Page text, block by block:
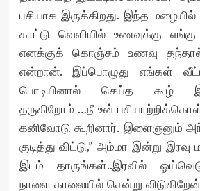
பசியாக இருக்கிறது. இந்த
காட்டு வெளியில் உணவுக்கு
எனக்குக் கொஞ்சம் உணவு
என்றான். இப்பொழுது எங்கள்
பொடியினால் செய்த கூழ்
தருகிறோம் …நீ உன்
கனிவோடு கூறினார். இளைஞனும்
குடித்து விட்டு,” அம்மா இன்று
இடம் தாருங்கள்..இரவில்
நாளை காலையில் சென்று